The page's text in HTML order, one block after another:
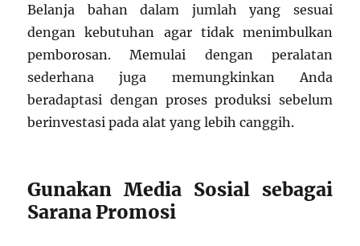
Belanja bahan dalam jumlah yang sesuai
dengan kebutuhan agar tidak menimbulkan
pemborosan. Memulai dengan peralatan
sederhana juga memungkinkan Anda
beradaptasi dengan proses produksi sebelum
berinvestasi pada alat yang lebih canggih.
Gunakan Media Sosial sebagai
Sarana Promosi